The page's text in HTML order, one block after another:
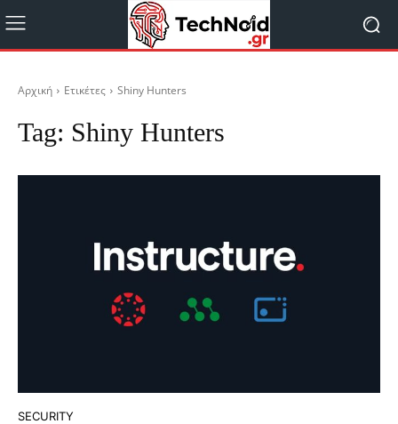
Αρχική Ετικέτες Shiny Hunters
Tag: Shiny Hunters
SECURITY